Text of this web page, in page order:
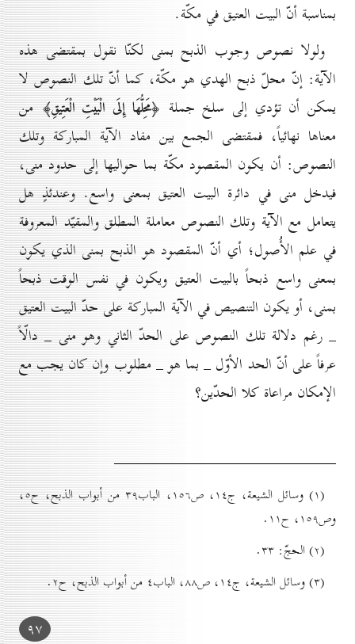
بمناسبة أنّ البيت العتيق في مكّة.
ولولا نصوص وجوب الذبح بمنى لكنّا نقول بمقتضى هذه
الآية: إنّ محلّ ذبح الهدي هو مكّة، كما أنّ تلك النصوص لا
يمكن أن تؤدي إلى سلخ جملة ﴿مَحِلُّهَا إِلَى الْبَيْتِ الْعَتِيقِ﴾من
معناها نهائياً، فمقتضى الجمع بين مفاد الآية المباركة وتلك
النصوص: أن يكون المقصود مكّة بما حواليها إلى حدود منى،
فيدخل منى في دائرة البيت العتيق بمعنى واسع. وعندئذٍ هل
يتعامل مع الآية وتلك النصوص معاملة المطلق والمقيّد المعروفة
في علم الأُصول؛ أي أنّ المقصود هو الذبح بمنى الذي يكون
بمعنى واسع ذبحاً بالبيت العتيق ويكون في نفس الوقت ذبحاً
بمنى، أو يكون التنصيص في الآية المباركة على حدّ البيت العتيق
_ رغم دلالة تلك النصوص على الحدّ الثاني وهو منى _ دالّاً
عرفاً على أنّ الحد الأوّل _ بما هو _ مطلوب وإن كان يجب مع
الإمكان مراعاة كلا الحدّين؟
(۱) وسائل الشيعة، ج۱٤، ص۱٥٦، الباب۳۹ من أبواب الذبح، ح٥،
وص۱٥۹، ح۱۱.
(۲) الحجّ: ۳۳.
(۳) وسائل الشيعة، ج۱٤، ص۸۸، الباب٤ من أبواب الذبح، ح۲.
۹۷